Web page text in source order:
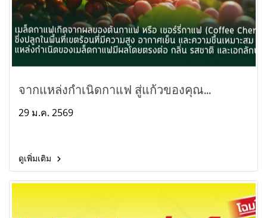
จากแหล่งกำเนิดกาแฟ สู่แก้วของคุณ...
29 ม.ค. 2569
ดูเพิ่มเติม